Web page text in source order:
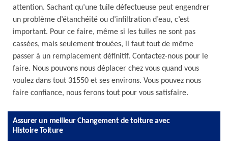
attention. Sachant qu’une tuile défectueuse peut engendrer
un problème d’étanchéité ou d’infiltration d’eau, c’est
important. Pour ce faire, même si les tuiles ne sont pas
cassées, mais seulement trouées, il faut tout de même
passer à un remplacement définitif. Contactez-nous pour le
faire. Nous pouvons nous déplacer chez vous quand vous
voulez dans tout 31550 et ses environs. Vous pouvez nous
faire confiance, nous ferons tout pour vous satisfaire.
Assurer un meilleur Changement de toiture avec
Histoire Toiture